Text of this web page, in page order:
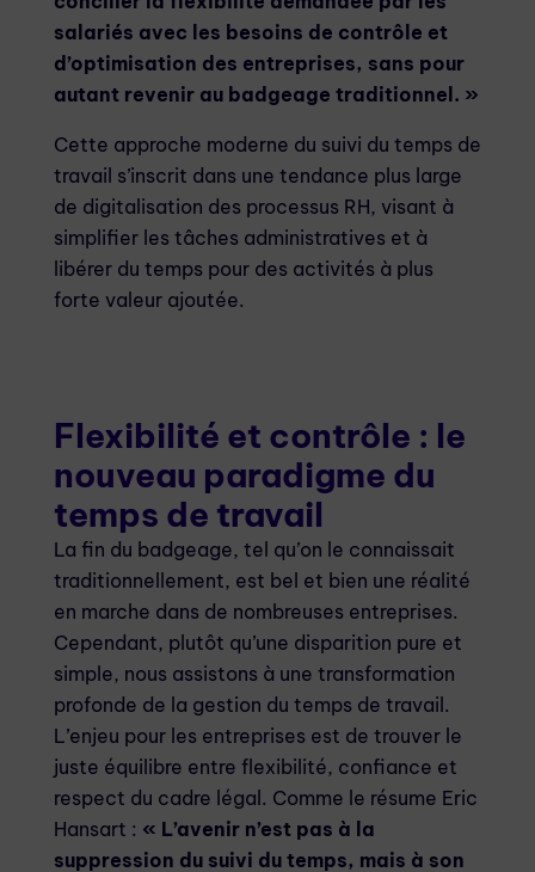
salariés avec les besoins de contrôle et
d’optimisation des entreprises, sans pour
autant revenir au badgeage traditionnel. »
Cette approche moderne du suivi du temps de
travail s’inscrit dans une tendance plus large
de digitalisation des processus RH, visant à
simplifier les tâches administratives et à
libérer du temps pour des activités à plus
forte valeur ajoutée.
Flexibilité et contrôle : le
nouveau paradigme du
temps de travail
La fin du badgeage, tel qu’on le connaissait
traditionnellement, est bel et bien une réalité
en marche dans de nombreuses entreprises.
Cependant, plutôt qu’une disparition pure et
simple, nous assistons à une transformation
profonde de la gestion du temps de travail.
L’enjeu pour les entreprises est de trouver le
juste équilibre entre flexibilité, confiance et
respect du cadre légal. Comme le résume Eric
Hansart : « L’avenir n’est pas à la
suppression du suivi du temps, mais à son